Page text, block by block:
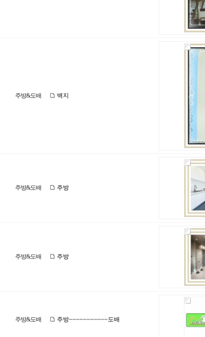
주방&도배 벽지
주방&도배 주방
주방&도배 주방
주방&도배 주방~~~~~~~~~~~도배